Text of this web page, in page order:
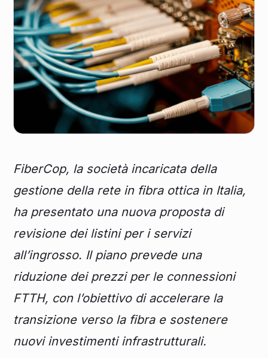
FiberCop, la società incaricata della
gestione della rete in fibra ottica in Italia,
ha presentato una nuova proposta di
revisione dei listini per i servizi
all’ingrosso. Il piano prevede una
riduzione dei prezzi per le connessioni
FTTH, con l’obiettivo di accelerare la
transizione verso la fibra e sostenere
nuovi investimenti infrastrutturali.